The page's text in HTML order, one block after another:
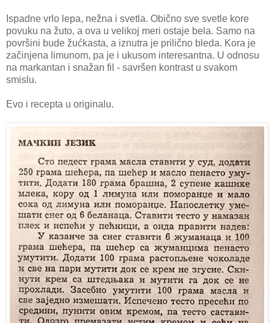
Ispadne vrlo lepa, nežna i svetla. Obično sve svetle kore
povuku na žuto, a ova u velikoj meri ostaje bela. Samo na
površini bude žućkasta, a iznutra je prilično bleda. Kora je
začinjena limunom, pa je i ukusom interesantna. U odnosu
na markantan i snažan fil - savršen kontrast u svakom
smislu.
Evo i recepta u originalu.